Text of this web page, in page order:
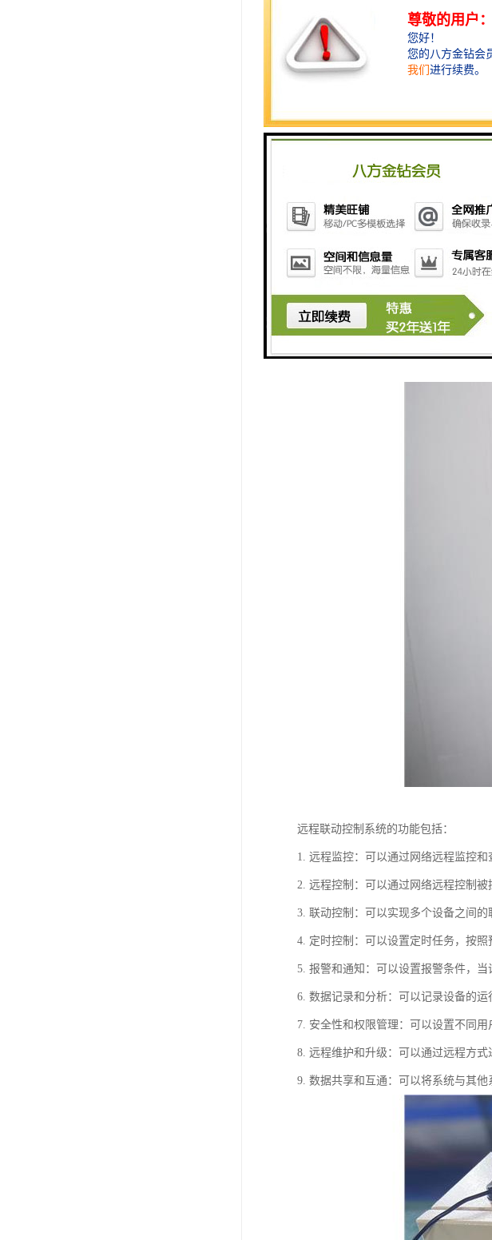
3. 喷淋：智慧工地喷淋系统具有的喷
4. 节能环保：智慧工地喷淋系统采用
5. 实时监控：智慧工地喷淋系统配备
6. 远程控制：智慧工地喷淋系统支持
时管理和调整。
综上所述，智慧工地喷淋系统具有自
和安全性，提高施工效率，降低对环境
远程联动控制系统的功能包括：
1. 远程监控：可以通过网络远程监控
2. 远程控制：可以通过网络远程控制被
3. 联动控制：可以实现多个设备之间
4. 定时控制：可以设置定时任务，按照
5. 报警和通知：可以设置报警条件，
6. 数据记录和分析：可以记录设备的
7. 安全性和权限管理：可以设置不同
8. 远程维护和升级：可以通过远程方
9. 数据共享和互通：可以将系统与其他